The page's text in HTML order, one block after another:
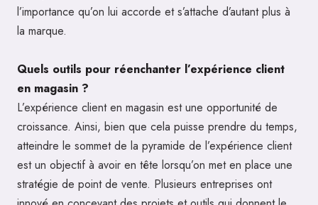
l’importance qu’on lui accorde et s’attache d’autant plus à
la marque.
Quels outils pour réenchanter l’expérience client
en magasin ?
L’expérience client en magasin est une opportunité de
croissance. Ainsi, bien que cela puisse prendre du temps,
atteindre le sommet de la pyramide de l’expérience client
est un objectif à avoir en tête lorsqu’on met en place une
stratégie de point de vente. Plusieurs entreprises ont